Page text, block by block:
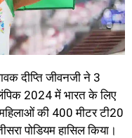
दीप्ति जीवनजी ने 3
2024 में भारत के लिए
की 400 मीटर टी20
पोडियम हासिल किया।